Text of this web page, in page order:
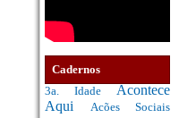
Cadernos
3a. Idade Acontece
Aqui Acões Sociais